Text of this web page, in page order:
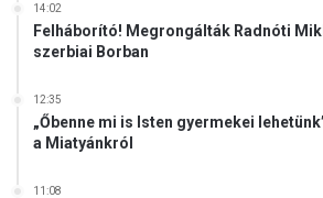
14:02
Felháborító! Megrongálták Radnóti
szerbiai Borban
12:35
„Őbenne mi is Isten gyermekei
a Miatyánkról
11:08